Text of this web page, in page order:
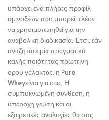
υπάρχει ένα πλήρες προφίλ
αμινοξέων που μπορεί πλέον
να χρησιμοποιηθεί για την
αναβολική διαδικασία. Έτσι, εάν
αναζητάτε μία πραγματικά
καλής ποιότητας πρωτεΐνη
ορού γάλακτος, η Pure
Wheyείναι για σας. Η
συμπυκνωμένη σύνθεση, η
υπέροχη γεύση και οι
εξαιρετικές αναλογίες θα σας